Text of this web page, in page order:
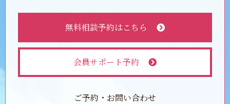
無料相談予約はこちら
会員サポート予約
ご予約・お問い合わせ